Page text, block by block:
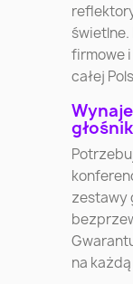
świetlne.
firmowe
całej
zestawy
na